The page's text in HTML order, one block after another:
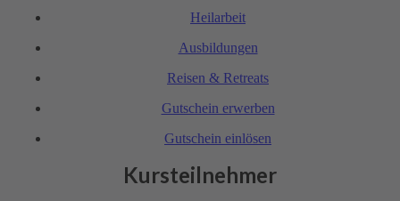
Heil­arbeit
Ausbil­dungen
Reisen & Retreats
Gutschein erwerben
Gutschein einlösen
Kursteilnehmer